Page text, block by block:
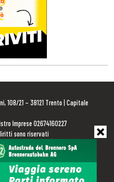
108/21 – 38121 Trento | Capitale
Imprese 02674160227
sono riservati
Privacy Policy Cookie Policy